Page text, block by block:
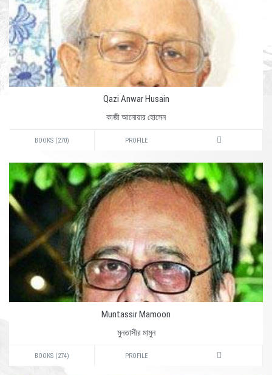
Qazi Anwar Husain
কাজী আনোয়ার হোসেন
BOOKS (270) PROFILE
Muntassir Mamoon
মুনতাসীর মামুন
BOOKS (274) PROFILE